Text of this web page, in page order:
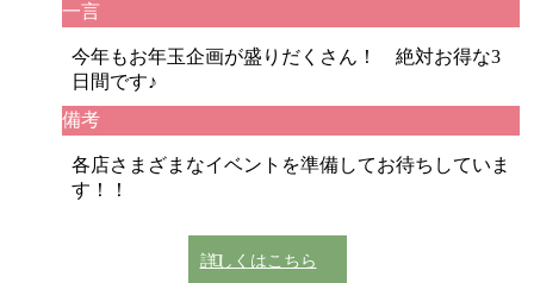
一言
今年もお年玉企画が盛りだくさん！ 絶対お得な3
日間です♪
備考
各店さまざまなイベントを準備してお待ちしていま
す！！
詳しくはこちら